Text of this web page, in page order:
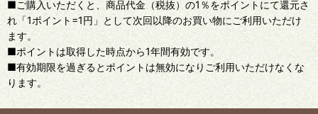
■ご購入いただくと、商品代金（税抜）の1％をポイントにて還元さ
れ「1ポイント=1円」として次回以降のお買い物にご利用いただけ
ます。
■ポイントは取得した時点から1年間有効です。
■有効期限を過ぎるとポイントは無効になりご利用いただけなくな
ります。